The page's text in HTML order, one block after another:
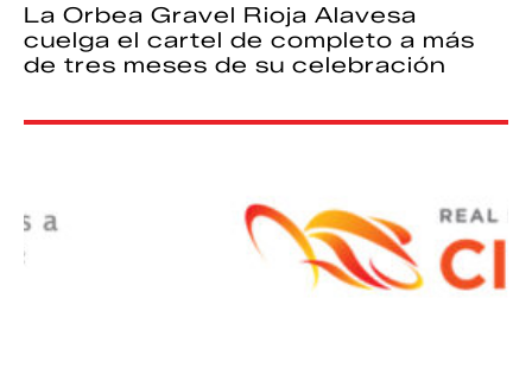
La Orbea Gravel Rioja Alavesa
cuelga el cartel de completo a más
de tres meses de su celebración